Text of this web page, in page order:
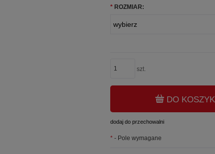
*ROZMIAR:
szt.
DO
dodaj do przechowalni
*- Pole wymagane